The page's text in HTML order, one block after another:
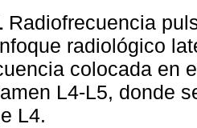
Radiofrecuencia
radiológico
colocada en
L4-L5, donde
L4.